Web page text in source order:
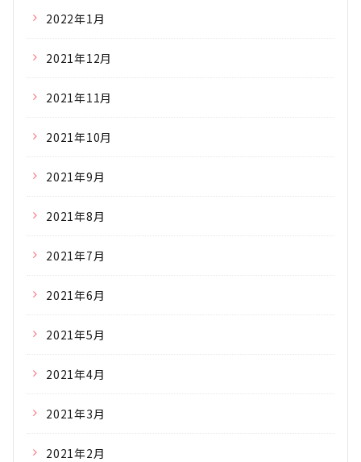
2022年1月
2021年12月
2021年11月
2021年10月
2021年9月
2021年8月
2021年7月
2021年6月
2021年5月
2021年4月
2021年3月
2021年2月